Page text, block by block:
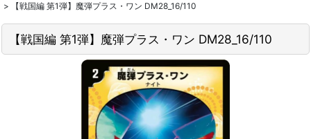
>
【戦国編 第1弾】魔弾プラス・ワン DM28_16/110
【戦国編 第1弾】魔弾プラス・ワン DM28_16/110